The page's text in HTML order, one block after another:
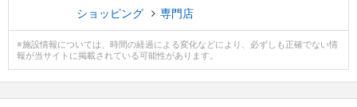
ショッピング
専門店
※施設情報については、時間の経過による変化などにより、必ずしも正確でない情
報が当サイトに掲載されている可能性があります。